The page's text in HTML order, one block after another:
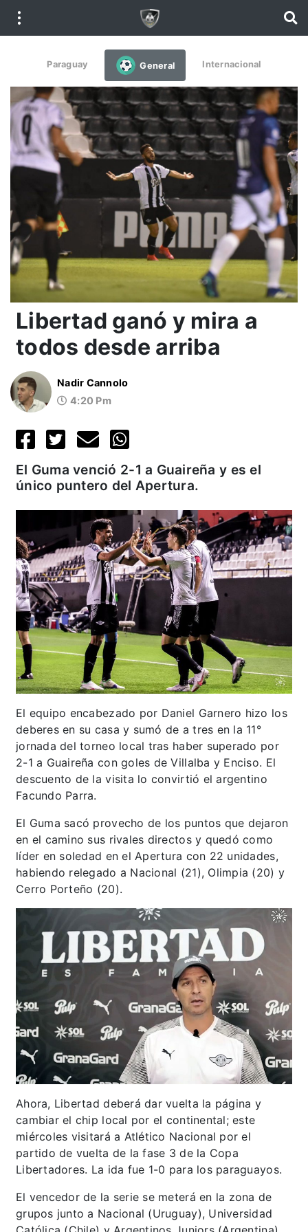
Paraguay General Internacional
Libertad ganó y mira a
todos desde arriba
Nadir Cannolo
4:20 Pm
El Guma venció 2-1 a Guaireña y es el
único puntero del Apertura.
El equipo encabezado por Daniel Garnero hizo los
deberes en su casa y sumó de a tres en la 11°
jornada del torneo local tras haber superado por
2-1 a Guaireña con goles de Villalba y Enciso. El
descuento de la visita lo convirtió el argentino
Facundo Parra.
El Guma sacó provecho de los puntos que dejaron
en el camino sus rivales directos y quedó como
líder en soledad en el Apertura con 22 unidades,
habiendo relegado a Nacional (21), Olimpia (20) y
Cerro Porteño (20).
Ahora, Libertad deberá dar vuelta la página y
cambiar el chip local por el continental; este
miércoles visitará a Atlético Nacional por el
partido de vuelta de la fase 3 de la Copa
Libertadores. La ida fue 1-0 para los paraguayos.
El vencedor de la serie se meterá en la zona de
grupos junto a Nacional (Uruguay), Universidad